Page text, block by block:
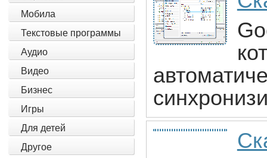
Мобила
Текстовые программы
Аудио
Видео
Бизнес
Игры
Для детей
Другое